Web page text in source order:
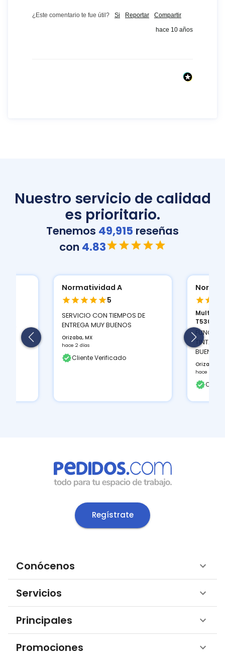
¿Este comentario te fue útil? Si Reportar Compartir
hace 10 años
Nuestro servicio de calidad
es prioritario.
Tenemos 49,915 reseñas
con 4.83
Normatividad A
5
SERVICIO CON TIEMPOS DE
ENTREGA MUY BUENOS
Orizaba, MX
hace 2 días
Cliente Verificado
T530D...
TINTAS
BUEN
Orizaba,
hace 2 días
Regístrate
Conócenos
Servicios
Principales
Promociones